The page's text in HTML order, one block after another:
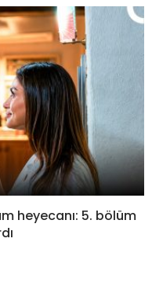
heyecanı: 5. bölüm